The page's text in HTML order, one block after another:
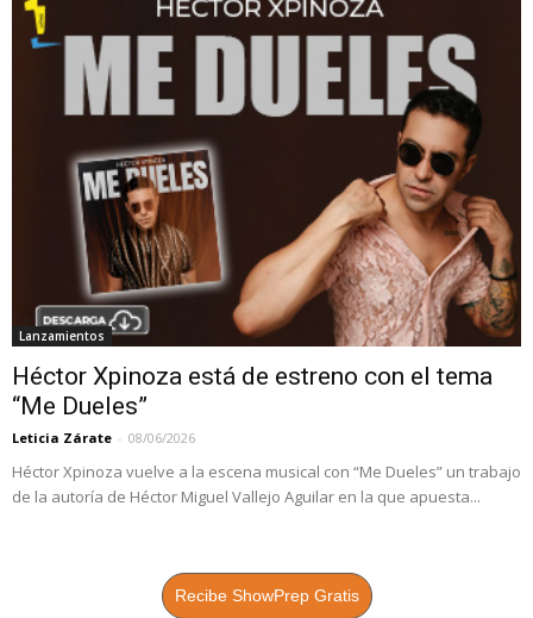
Lanzamientos
Héctor Xpinoza está de estreno con el tema
“Me Dueles”
Leticia Zárate - 08/06/2026
Héctor Xpinoza vuelve a la escena musical con “Me Dueles” un trabajo
de la autoría de Héctor Miguel Vallejo Aguilar en la que apuesta...
Recibe ShowPrep Gratis